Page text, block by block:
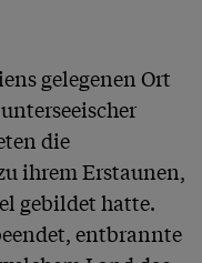
gelegenen Ort
die
ihrem Erstaunen,
gebildet hatte.
entbrannte